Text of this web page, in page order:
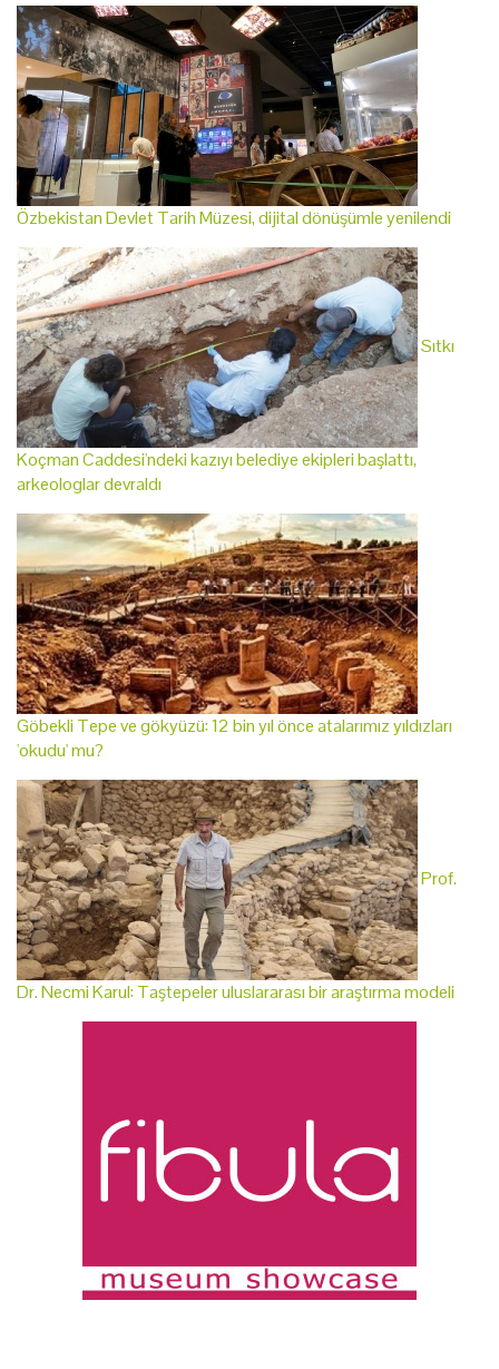
Özbekistan Devlet Tarih Müzesi, dijital dönüşümle yenilendi
Sıtkı
Koçman Caddesi'ndeki kazıyı belediye ekipleri başlattı,
arkeologlar devraldı
Göbekli Tepe ve gökyüzü: 12 bin yıl önce atalarımız yıldızları
'okudu' mu?
Prof.
Dr. Necmi Karul: Taştepeler uluslararası bir araştırma modeli